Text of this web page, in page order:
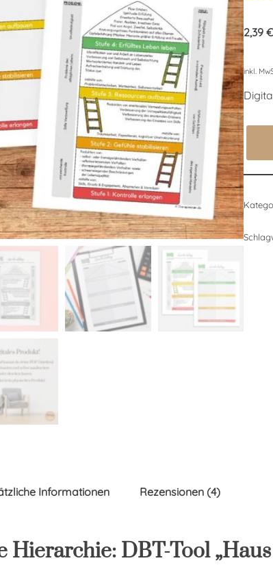
5.00
auf
4
2,39 €
inkl.
Informationen Rezensionen (4)
Hierarchie: DBT-Tool